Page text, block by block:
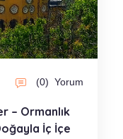
(0) Yorum
– Ormanlık
İç İçe